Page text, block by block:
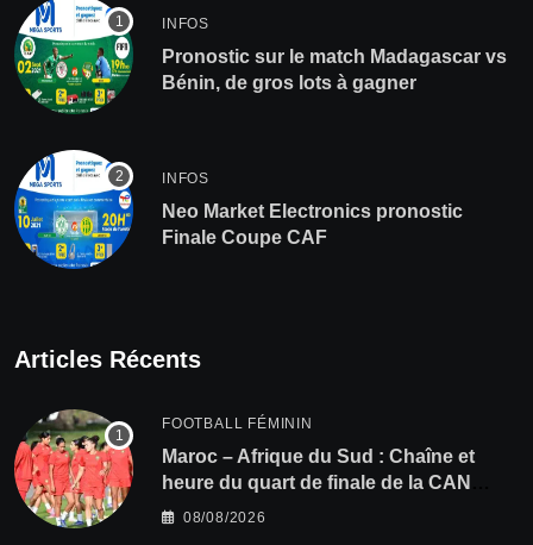
INFOS
Pronostic sur le match Madagascar vs
Bénin, de gros lots à gagner
INFOS
Neo Market Electronics pronostic
Finale Coupe CAF
Articles Récents
FOOTBALL FÉMININ
Maroc – Afrique du Sud : Chaîne et
heure du quart de finale de la CAN
Féminine 2026
08/08/2026